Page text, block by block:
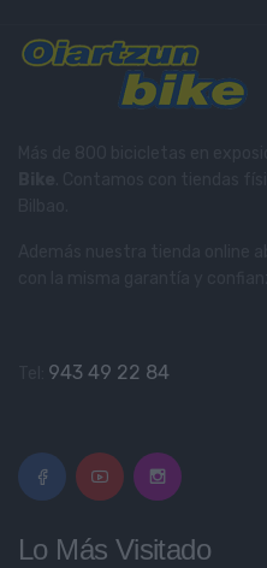
943 49 22 84
Lo Más Visitado